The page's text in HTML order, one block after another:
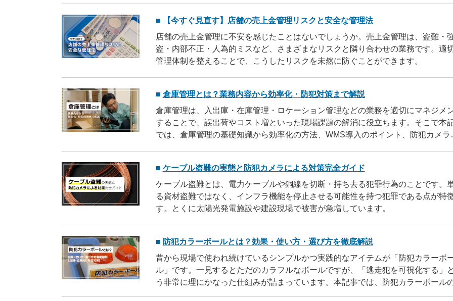
【今すぐ見直す】店舗の売上金管理リスクと安全な管理法
店舗の売上金管理に不安を感じたことはないでしょうか。売上金管理は、盗難・
盗・内部不正・人為的ミスなど、さまざまなリスクと隣り合わせの業務です。適
管理体制を整えることで、こうしたリスクを未然に防ぐことができます。
倉庫管理とは？業務内容から効率化・防犯対策まで解説
倉庫管理は、入出庫・在庫管理・ロケーション管理などの業務を適切にマネジメ
することで、誤出荷やコスト増といった現場課題の解消に役立ちます。そこで本
では、倉庫管理の基礎知識から効率化の方法、WMS導入のポイント、防犯カメラ
ケーブル盗難の実態と防犯カメラによる対策完全ガイド
ケーブル盗難とは、電力ケーブルや銅線を切断・持ち去る犯罪行為のことです。
る資材盗難ではなく、インフラ機能を停止させる可能性を持つ犯罪である点が特
す。とくに太陽光発電施設や建設現場で被害が急増しています。
防犯カラーボールとは？効果・使い方・選び方を徹底解説
昔から現場で使われ続けているシンプルかつ実践的なアイテムが「防犯カラーボ
ル」です。一見するとただのカラフルなボールですが、「逃走犯を可視化する」
う非常に理にかなった仕組みが詰まっています。本記事では、防犯カラーボール